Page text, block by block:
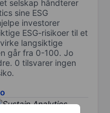
selskap håndterer
sine ESG
investorer
ESG-risikoer til et
langsiktige
går fra 0-100. Jo
0 tilsvarer ingen